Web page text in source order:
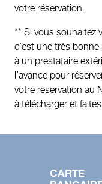
votre réservation.
** Si vous souhaitez
c’est une très
à un prestataire
l’avance pour
votre réservation au
à télécharger et
CARTE